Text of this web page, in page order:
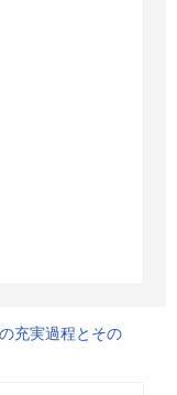
充実過程とその